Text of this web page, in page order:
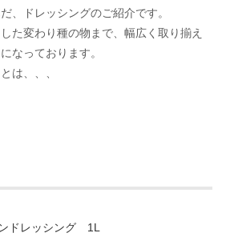
、ドレッシングのご紹介です。
た変わり種の物まで、幅広く取り揃え
なっております。
は、、、
ドレッシング 1L